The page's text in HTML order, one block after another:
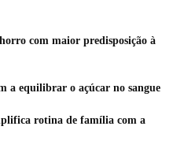
com maior predisposição à
a equilibrar o açúcar no sangue
rotina de família com a